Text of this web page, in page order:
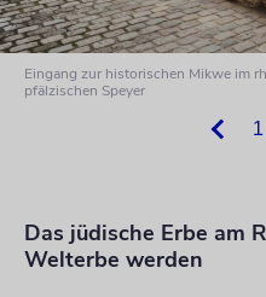
Eingang zur historischen Mikwe im
pfälzischen Speyer
Das jüdische Erbe am
Welterbe werden